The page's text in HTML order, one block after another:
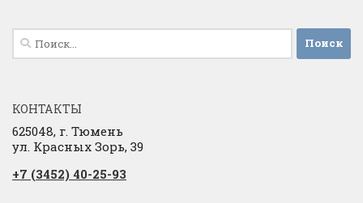
Найти:
КОНТАКТЫ
625048, г. Тюмень
ул. Красных Зорь, 39
+7 (3452) 40-25-93